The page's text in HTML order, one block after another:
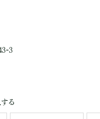
3
る